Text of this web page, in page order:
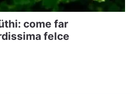
come far
felce